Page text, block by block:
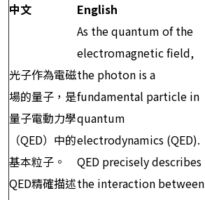
中文
English
光子作為電磁
場的量子，是
量子電動力學
（QED）中的
基本粒子。
QED精確描述
As the quantum of the
electromagnetic field,
the photon is a
fundamental particle in
quantum
electrodynamics (QED).
QED precisely describes
the interaction between